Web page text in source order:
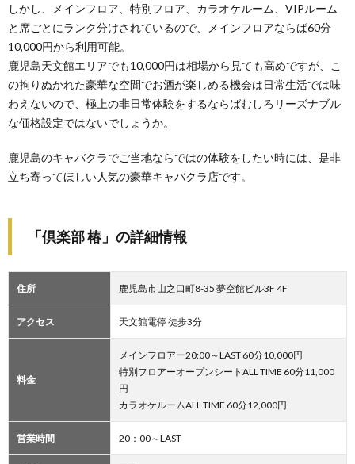
しかし、メインフロア、特別フロア、カラオケルーム、VIPルーム
と席ごとにランク分けされているので、メインフロアならば60分
10,000円から利用可能。
鹿児島天文館エリアでも10,000円は相場から見ても高めですが、こ
の拘りぬかれた豪華な空間でお酒が楽しめる機会は日常生活では味
わえないので、極上の非日常体験をするならばむしろリーズナブル
な価格設定ではないでしょうか。
鹿児島のキャバクラでご当地ならではの体験をしたい時には、是非
立ち寄ってほしい人気の豪華キャバクラ店です。
「倶楽部 椿」の詳細情報
住所 鹿児島市山之口町8-35 夢空館ビル3F 4F
アクセス 天文館電停 徒歩3分
料金
メインフロアー20:00～LAST 60分10,000円
特別フロアーオープンシートALL TIME 60分11,000
円
カラオケルームALL TIME 60分12,000円
営業時間 20：00～LAST